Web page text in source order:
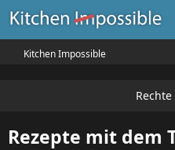
Kitchen Impossible
Rezepte mit dem